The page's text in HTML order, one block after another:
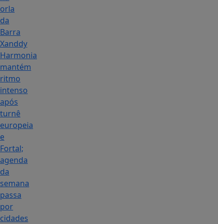
orla
da
Barra
Xanddy
Harmonia
mantém
ritmo
intenso
após
turnê
europeia
e
Fortal;
agenda
da
semana
passa
por
cidades